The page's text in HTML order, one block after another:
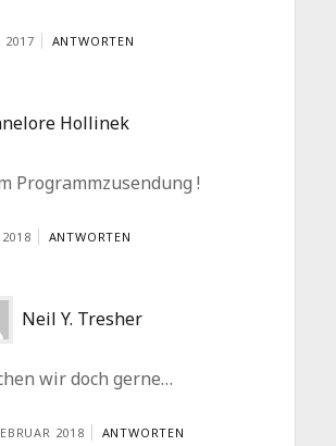
2017 ANTWORTEN
Hollinek
Programmzusendung !
ANTWORTEN
Neil Y. Tresher
wir doch gerne…
2018 ANTWORTEN